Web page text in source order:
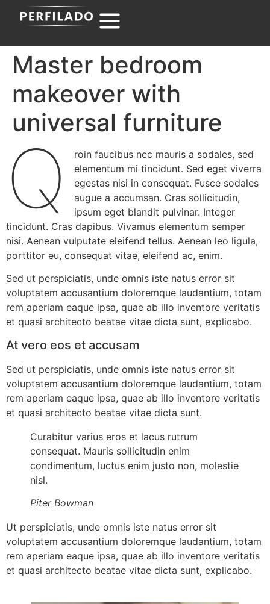
Master bedroom
makeover with
universal furniture
Q
roin faucibus nec mauris a sodales, sed
elementum mi tincidunt. Sed eget viverra
egestas nisi in consequat. Fusce sodales
augue a accumsan. Cras sollicitudin,
ipsum eget blandit pulvinar. Integer
tincidunt. Cras dapibus. Vivamus elementum semper
nisi. Aenean vulputate eleifend tellus. Aenean leo ligula,
porttitor eu, consequat vitae, eleifend ac, enim.
Sed ut perspiciatis, unde omnis iste natus error sit
voluptatem accusantium doloremque laudantium, totam
rem aperiam eaque ipsa, quae ab illo inventore veritatis
et quasi architecto beatae vitae dicta sunt, explicabo.
At vero eos et accusam
Sed ut perspiciatis, unde omnis iste natus error sit
voluptatem accusantium doloremque laudantium, totam
rem aperiam eaque ipsa, quae ab illo inventore veritatis
et quasi architecto beatae vitae dicta sunt.
Curabitur varius eros et lacus rutrum
consequat. Mauris sollicitudin enim
condimentum, luctus enim justo non, molestie
nisl.
Piter Bowman
Ut perspiciatis, unde omnis iste natus error sit
voluptatem accusantium doloremque laudantium, totam
rem aperiam eaque ipsa, quae ab illo inventore veritatis
et quasi architecto beatae vitae dicta sunt, explicabo.